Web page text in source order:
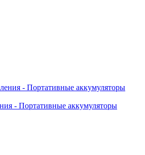
- Портативные аккумуляторы